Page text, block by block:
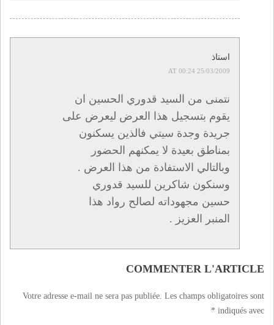
استاذ
25/03/2009 AT 00:24
نتمنى من السيد قدوري الحسين ان
يقوم بتسجيل هذا العرض ليعرض على
جريدة وجدة سيتي فالذين يسكنون
بمناطق بعيدة لا يمكنهم الحضور
وبالتالي الاستفادة من هذا العرض .
وسنكون شاكرين للسيد قدوري
حسين مجهوداته لصالح رواد هذا
المنبر العزيز .
COMMENTER L'ARTICLE
Votre adresse e-mail ne sera pas publiée. Les champs obligatoires sont
indiqués avec
*